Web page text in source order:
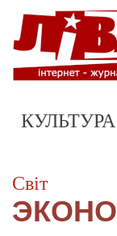
КУЛЬТУРА
Світ